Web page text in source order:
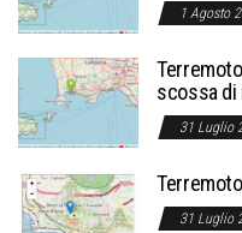
1 Agosto
scossa di
31 Luglio
31 Luglio